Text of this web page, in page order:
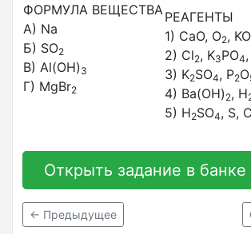
ФОРМУЛА ВЕЩЕСТВА
А) Na
Б) SO2
В) Al(OH) 3
Г) MgBr2
РЕАГЕНТЫ
1) CaO, O2,
2) Cl2, K3PO4
3) K2SO4, P2O
4) Ba(OH) 2, H
5) H2SO4, S, C
Открыть задание в банке
← Предыдущее